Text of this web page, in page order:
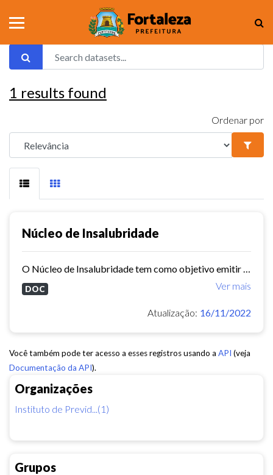
Organizações
Instituto de Previd...(1)
Grupos
1 results found
Ordenar por
Núcleo de Insalubridade
Ver mais
DOC
Atualização: 16/11/2022
Você também pode ter acesso a esses registros usando a API (veja
Documentação da API).